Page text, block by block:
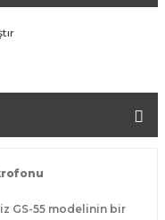
GS-55 modelinin bir